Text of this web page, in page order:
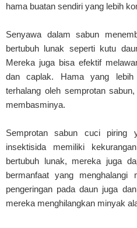
hama buatan sendiri yang lebih
Senyawa dalam sabun
bertubuh lunak seperti kutu
Mereka juga bisa efektif
dan caplak. Hama yang
terhalang oleh semprotan
membasminya.
Semprotan sabun cuci piring
insektisida memiliki
bertubuh lunak, mereka juga
bermanfaat yang menghalangi
pengeringan pada daun juga
mereka menghilangkan minyak